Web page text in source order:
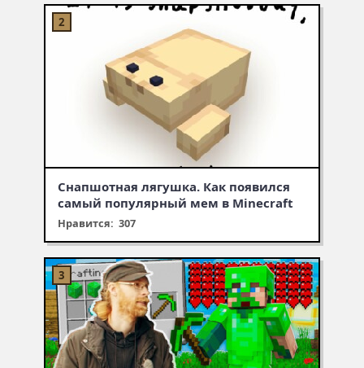
Снапшотная лягушка. Как появился
самый популярный мем в Minecraft
Нравится: 307